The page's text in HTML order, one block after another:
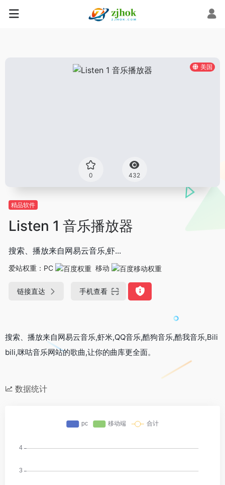
美国
0 432
精品软件
Listen 1 音乐播放器
搜索、播放来自网易云音乐,虾...
爱站权重： PC 移动
链接直达 手机查看
搜索、播放来自网易云音乐,虾米,QQ音乐,酷狗音乐,酷我音乐,Bili
bili,咪咕音乐网站的歌曲,让你的曲库更全面。
数据统计